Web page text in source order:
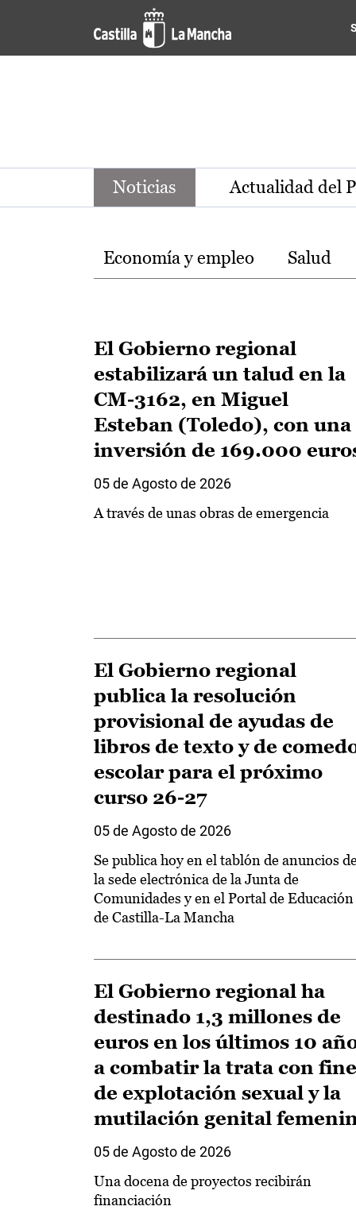
Pasar al contenido principal
Noticias de la región de
Noticias Actualidad del
Temas
Economía y empleo Salud
El Gobierno regional
estabilizará un talud en la
CM-3162, en Miguel
Esteban (Toledo), con una
inversión de 169.000
05 de Agosto de 2026
A través de unas obras de emergencia
El Gobierno regional
publica la resolución
provisional de ayudas de
libros de texto y de
escolar para el próximo
curso 26-27
05 de Agosto de 2026
Se publica hoy en el tablón de anuncios
la sede electrónica de la Junta de
Comunidades y en el Portal de Educación
de Castilla-La Mancha
El Gobierno regional ha
destinado 1,3 millones de
euros en los últimos 10
a combatir la trata con
de explotación sexual y la
mutilación genital
05 de Agosto de 2026
Una docena de proyectos recibirán
financiación